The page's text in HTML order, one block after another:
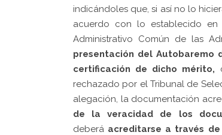
indicándoles que, si así no lo
acuerdo con lo establecido
Administrativo Común de las
presentación del Autobaremo
certificación de dicho mérito,
rechazado por el Tribunal de
alegación, la documentación
de la veracidad de los
deberá acreditarse a través